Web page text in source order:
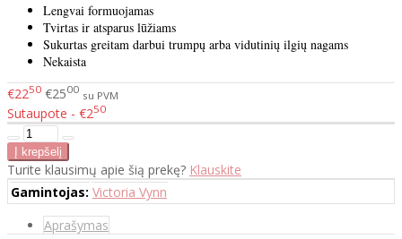
Lengvai formuojamas
Tvirtas ir atsparus lūžiams
Sukurtas greitam darbui trumpų arba vidutinių ilgių nagams
Nekaista
€2250 €2500 su PVM
Sutaupote - €250
Turite klausimų apie šią prekę? Klauskite
Gamintojas: Victoria Vynn
Aprašymas